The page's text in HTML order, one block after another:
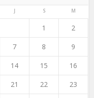
J S M
1 2
7 8 9
14 15 16
21 22 23